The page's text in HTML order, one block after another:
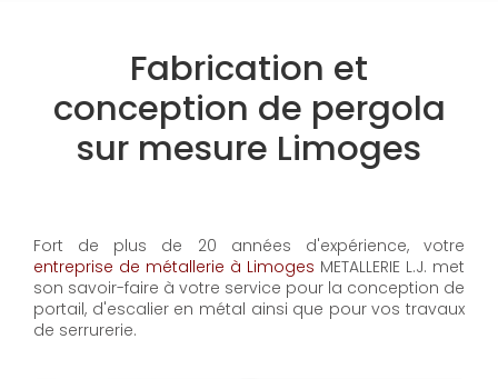
Fabrication et
conception de pergola
sur mesure Limoges
Fort de plus de 20 années d'expérience, votre
entreprise de métallerie à Limoges METALLERIE L.J. met
son savoir-faire à votre service pour la conception de
portail, d'escalier en métal ainsi que pour vos travaux
de serrurerie.